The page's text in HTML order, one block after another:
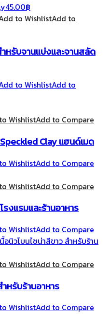
45.00฿
to WishlistAdd to
หรับจานแบ่งและจานสลัด
to WishlistAdd to
WishlistAdd to Compare
Clay แฮนด์เมด
WishlistAdd to Compare
WishlistAdd to Compare
รงแรมและร้านอาหาร
WishlistAdd to Compare
WishlistAdd to Compare
หรับร้านอาหาร
WishlistAdd to Compare